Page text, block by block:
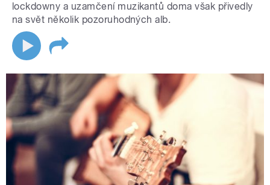
lockdowny a uzamčení muzikantů doma však přivedly
na svět několik pozoruhodných alb.